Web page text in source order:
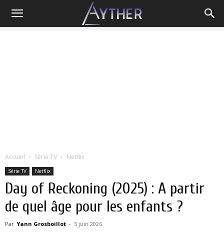
Accueil Série TV Netflix
Série TV Netflix
Day of Reckoning (2025) : A partir
de quel âge pour les enfants ?
Par Yann Grosboillot - 5 juin 2026